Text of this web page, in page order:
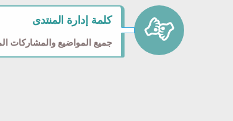
كلمة إدارة المنتدى
جميع المواضيع والمشاركات